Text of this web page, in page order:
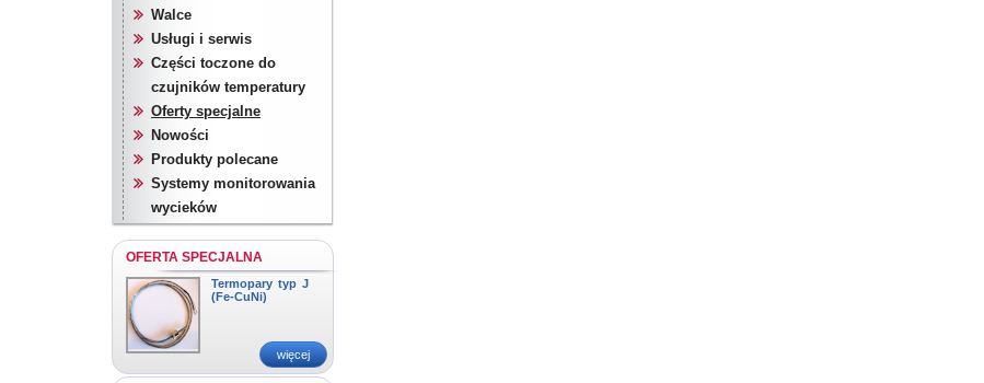
Walce
Usługi i serwis
Części toczone do
czujników temperatury
Oferty specjalne
Nowości
Produkty polecane
Systemy monitorowania
wycieków
OFERTA SPECJALNA
Termopary typ J
(Fe-CuNi)
więcej